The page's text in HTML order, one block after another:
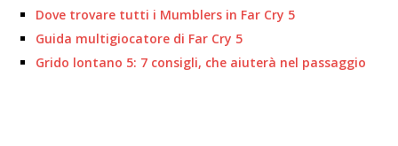
Dove trovare tutti i Mumblers in Far Cry 5
Guida multigiocatore di Far Cry 5
Grido lontano 5: 7 consigli, che aiuterà nel passaggio